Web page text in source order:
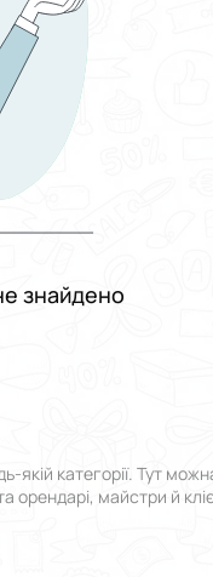
знайдено
категорії. Тут
орендарі, майстри й